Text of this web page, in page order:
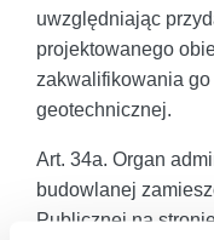
uwzględniając
projektowanego
zakwalifikowania
geotechnicznej.
Art. 34a. Organ
budowlanej
Publicznej na